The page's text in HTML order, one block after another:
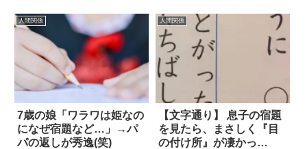
人間関係
7歳の娘「ワラワは姫なの
になぜ宿題など…」→パ
パの返しが秀逸(笑)
人間関係
【文字通り】 息子の宿題
を見たら、まさしく『目
の付け所』が凄かっ